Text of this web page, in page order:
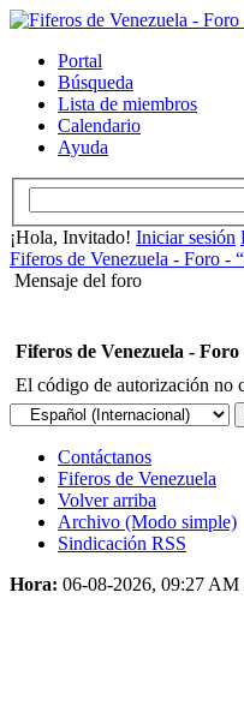
Portal
Búsqueda
Lista de miembros
Calendario
Ayuda
¡Hola, Invitado! Iniciar sesión
Fiferos de Venezuela - Foro -
Mensaje del foro
Fiferos de Venezuela -
El código de autorización no
Contáctanos
Fiferos de Venezuela
Volver arriba
Archivo (Modo simple)
Sindicación RSS
Hora: 06-08-2026, 09:27 AM